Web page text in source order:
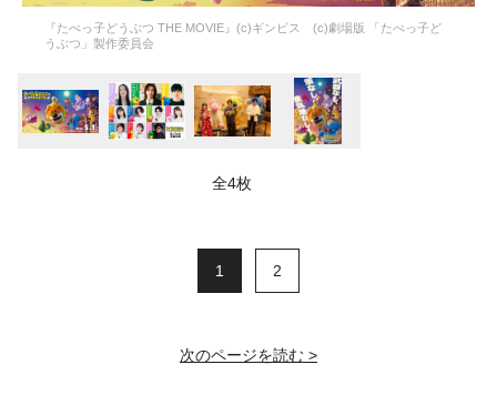
『たべっ子どうぶつ THE MOVIE』(c)ギンビス (c)劇場版 「たべっ子ど
うぶつ」製作委員会
全4枚
1 2
次のページを読む >